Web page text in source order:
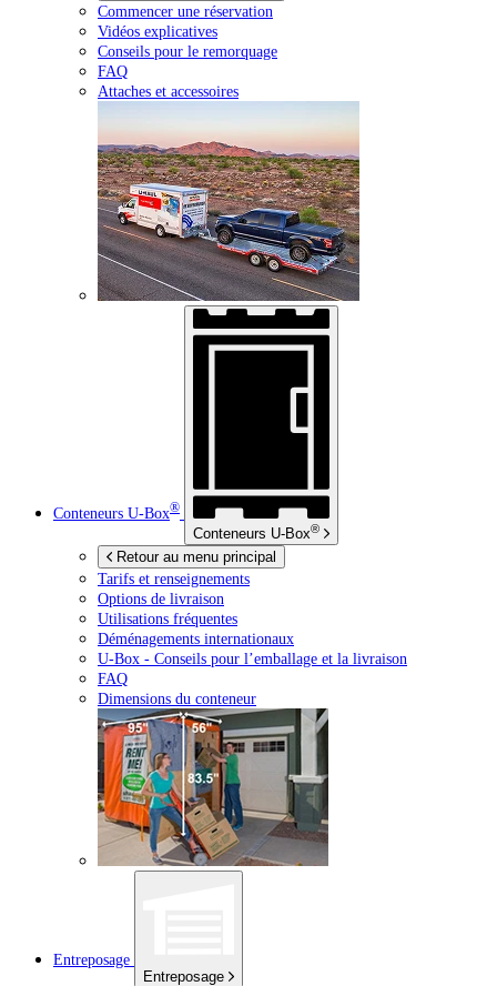
Commencer une réservation
Vidéos explicatives
Conseils pour le remorquage
FAQ
Attaches et accessoires
Conteneurs U-Box®
Conteneurs U-Box®
Retour au menu principal
Tarifs et renseignements
Options de livraison
Utilisations fréquentes
Déménagements internationaux
U-Box - Conseils pour l’emballage et la livraison
FAQ
Dimensions du conteneur
Entreposage
Entreposage